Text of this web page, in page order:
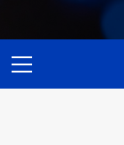
Menu